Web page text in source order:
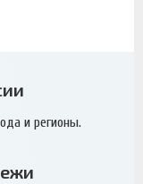
и регионы.